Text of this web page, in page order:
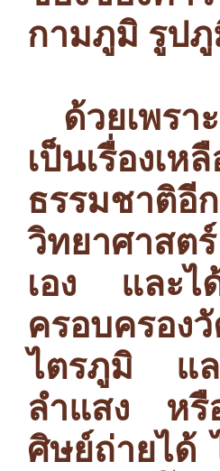
กามภูมิ รูป
ด้วยเพร
เป็นเรื่องเ
ธรรมชาติอี
วิทยาศาสต
เอง และไ
ครอบครอ
ไตรภูมิ แล
ลำแสง หรื
ศิษย์ถ่ายได้